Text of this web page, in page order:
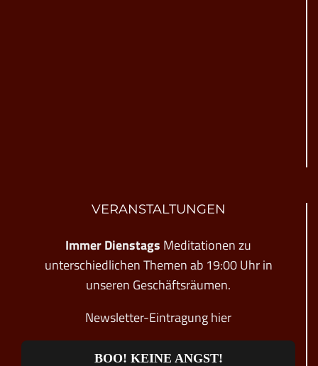
VERANSTALTUNGEN
Immer Dienstags Meditationen zu
unterschiedlichen Themen ab 19:00 Uhr in
unseren Geschäftsräumen.
Newsletter-Eintragung hier
BOO! KEINE ANGST!